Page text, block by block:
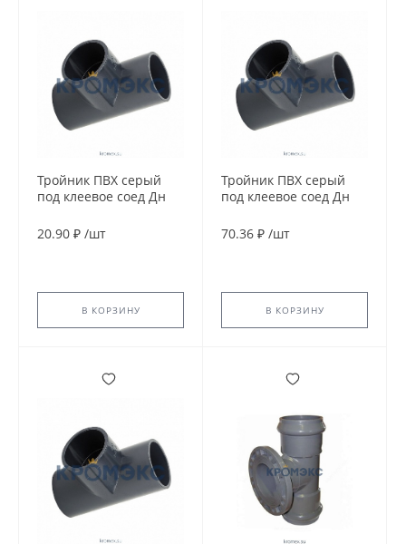
Тройник ПВХ серый
под клеевое соед Дн
напорный Aquaviva
20.90 ₽ /шт
В КОРЗИНУ
Тройник ПВХ серый
под клеевое соед Дн
напорный EFFAST
70.36 ₽ /шт
В КОРЗИНУ